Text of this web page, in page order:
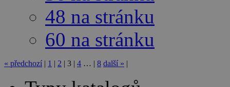
48 na stránku
60 na stránku
« předchozí 1 2 3 4 … 8 další »